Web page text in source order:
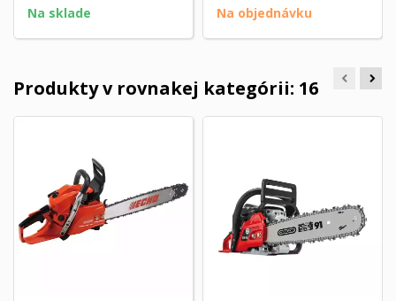
Na sklade Na objednávku
Produkty v rovnakej kategórii: 16